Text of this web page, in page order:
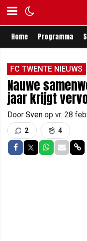
Home Programma
FC TWENTE NIEUWS
Nauwe
jaar krijgt
Door Sven op vr. 28
2 4
Delen op Facebook
Delen op Twitter
Delen op
Delen